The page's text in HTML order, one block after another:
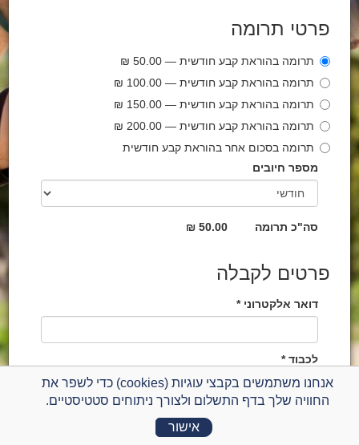
פרטי תרומה
תרומה בהוראת קבע חודשית — 50.00 ₪
תרומה בהוראת קבע חודשית — 100.00 ₪
תרומה בהוראת קבע חודשית — 150.00 ₪
תרומה בהוראת קבע חודשית — 200.00 ₪
תרומה בסכום אחר בהוראת קבע חודשית
מספר חיובים
סה"כ תרומה 50.00 ₪
פרטים לקבלה
דואר אלקטרוני *
לכבוד *
אנחנו משתמשים בקבצי עוגיות (cookies) כדי לשפר את
החוויה שלך בדף התשלום ולצורך ניתוחים סטטיסטיים.